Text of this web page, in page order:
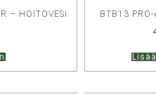
– HOITOVESI BTB13